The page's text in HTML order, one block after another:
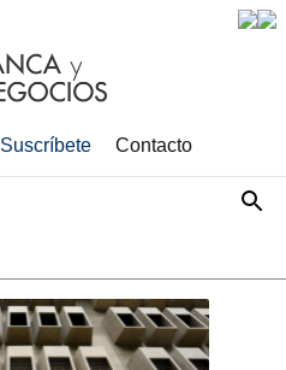
Suscríbete Contacto